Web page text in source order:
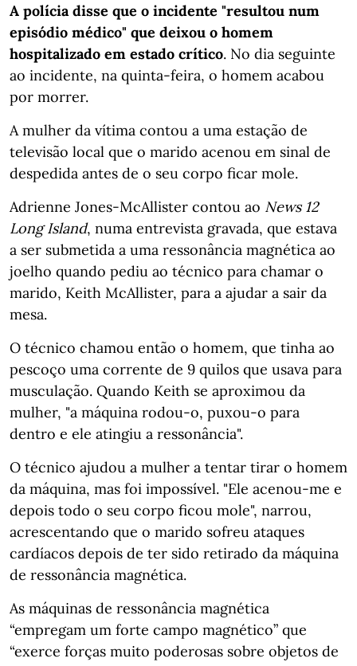
A polícia disse que o incidente "resultou num
episódio médico" que deixou o homem
hospitalizado em estado crítico. No dia seguinte
ao incidente, na quinta-feira, o homem acabou
por morrer.
A mulher da vítima contou a uma estação de
televisão local que o marido acenou em sinal de
despedida antes de o seu corpo ficar mole.
Adrienne Jones-McAllister contou ao News 12
Long Island, numa entrevista gravada, que estava
a ser submetida a uma ressonância magnética ao
joelho quando pediu ao técnico para chamar o
marido, Keith McAllister, para a ajudar a sair da
mesa.
O técnico chamou então o homem, que tinha ao
pescoço uma corrente de 9 quilos que usava para
musculação. Quando Keith se aproximou da
mulher, "a máquina rodou-o, puxou-o para
dentro e ele atingiu a ressonância".
O técnico ajudou a mulher a tentar tirar o homem
da máquina, mas foi impossível. "Ele acenou-me e
depois todo o seu corpo ficou mole", narrou,
acrescentando que o marido sofreu ataques
cardíacos depois de ter sido retirado da máquina
de ressonância magnética.
As máquinas de ressonância magnética
“empregam um forte campo magnético” que
“exerce forças muito poderosas sobre objetos de